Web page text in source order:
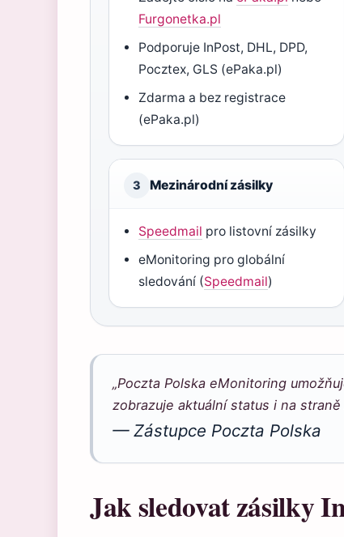
Furgonetka.pl
Podporuje InPost, DHL, DPD,
Pocztex, GLS (ePaka.pl)
Zdarma a bez registrace
(ePaka.pl)
3 Mezinárodní zásilky
Speedmail pro listovní zásilky
eMonitoring pro globální
sledování (Speedmail)
„Poczta Polska eMonitoring
zobrazuje aktuální status i na
— Zástupce Poczta Polska
Jak sledovat zásilky